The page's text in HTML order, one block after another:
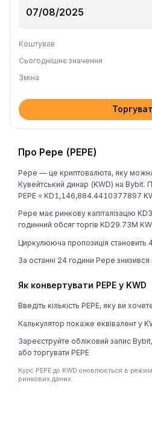
Коштував
Сьогоднішнє значення
Зміна
Про Pepe (PEPE)
Pepe — це криптовалюта, яку
Кувейтський динар (KWD) на Bybit.
PEPE = KD1,146,884.4410377897
Pepe має ринкову капіталізацію
годинний обсяг торгів KD29.73M
Циркулююча пропозиція становить
За останні 24 години Pepe
Як конвертувати PEPE у KWD
Введіть кількість PEPE, яку ви
Калькулятор покаже еквівалент у
Зареєструйте обліковий запис
або торгувати PEPE
Курс PEPE до KWD оновлюється в
ринкових даних.